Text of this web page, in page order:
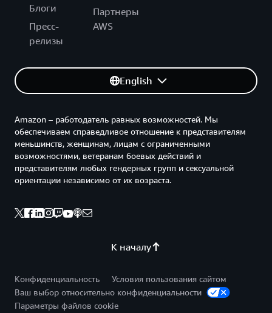
Блоги
Пресс-
релизы
Партнеры
AWS
English
К началу
Amazon – работодатель равных возможностей. Мы
обеспечиваем справедливое отношение к представителям
меньшинств, женщинам, лицам с ограниченными
возможностями, ветеранам боевых действий и
представителям любых гендерных групп и сексуальной
ориентации независимо от их возраста.
Конфиденциальность
Условия пользования сайтом
Ваш выбор относительно конфиденциальности
Параметры файлов cookie